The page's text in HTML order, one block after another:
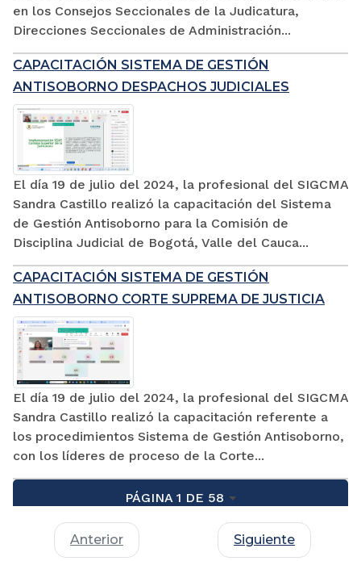
en los Consejos Seccionales de la Judicatura,
Direcciones Seccionales de Administración...
CAPACITACIÓN SISTEMA DE GESTIÓN
ANTISOBORNO DESPACHOS JUDICIALES
El día 19 de julio del 2024, la profesional del SIGCMA
Sandra Castillo realizó la capacitación del Sistema
de Gestión Antisoborno para la Comisión de
Disciplina Judicial de Bogotá, Valle del Cauca...
CAPACITACIÓN SISTEMA DE GESTIÓN
ANTISOBORNO CORTE SUPREMA DE JUSTICIA
El día 19 de julio del 2024, la profesional del SIGCMA
Sandra Castillo realizó la capacitación referente a
los procedimientos Sistema de Gestión Antisoborno,
con los líderes de proceso de la Corte...
PÁGINA 1 DE 58
Anterior Siguiente